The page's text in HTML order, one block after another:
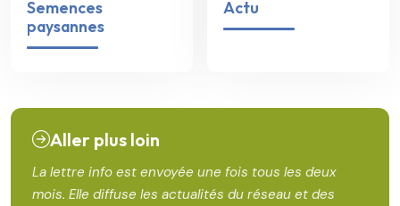
Semences
paysannes
Actu
Aller plus loin
La lettre info est envoyée une fois tous les deux
mois. Elle diffuse les actualités du réseau et des